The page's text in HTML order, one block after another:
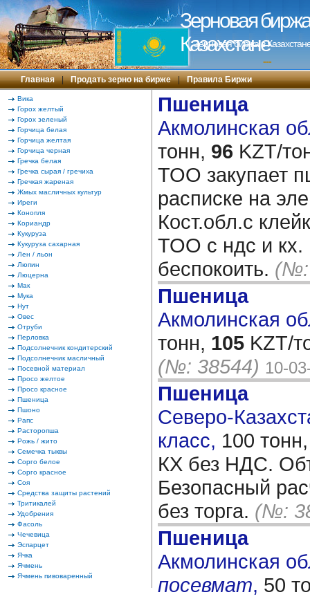
Зерновая
Казахстане
Зерновая биржа в
---
Главная | Продать зерно на бирже | Правила Биржи
Вика
Горох желтый
Горох зеленый
Горчица белая
Горчица желтая
Горчица черная
Гречка белая
Гречка сырая / гречиха
Гречкая жареная
Жмых масличных культур
Иреги
Конопля
Кориандр
Кукуруза
Кукуруза сахарная
Лен / льон
Люпин
Люцерна
Мак
Мука
Нут
Овес
Отруби
Перловка
Подсолнечник кондитерский
Подсолнечник масличный
Посевной материал
Просо желтое
Просо красное
Пшеница
Пшоно
Рапс
Расторопша
Рожь / жито
Семечка тыквы
Сорго белое
Сорго красное
Соя
Средства защиты растений
Тритикалей
Удобрения
Фасоль
Чечевица
Эспарцет
Ячка
Ячмень
Ячмень пивоваренный
Пшеница
Акмолинская
тонн, 96 KZT/
ТОО закупает
расписке на
Кост.обл.с
ТОО с ндс и кх.
беспокоить. (№:
Пшеница
Акмолинская
тонн, 105 KZT/
(№: 38544) 10-
Пшеница
Северо-
класс, 100
КХ без НДС.
Безопасный
без торга. (№:
Пшеница
Акмолинская
посевмат, 50